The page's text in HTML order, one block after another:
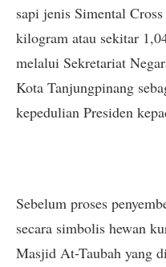
sapi jenis Simental
kilogram atau sekitar
melalui Sekretariat
Kota Tanjungpinang
kepedulian Presiden
Sebelum proses
secara simbolis hewan
Masjid At-Taubah yang